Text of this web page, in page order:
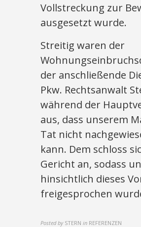
Vollstreckung zur
ausgesetzt wurde.
Streitig waren der
der anschließende
Pkw. Rechtsanwalt
während der
aus, dass unserem
Tat nicht
kann. Dem schloss
Gericht an, sodass
hinsichtlich dieses
freigesprochen
Posted by STERN in REFERENZEN